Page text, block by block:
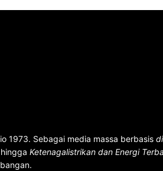
1973. Sebagai media massa berbasis
hingga Ketenagalistrikan dan Energi